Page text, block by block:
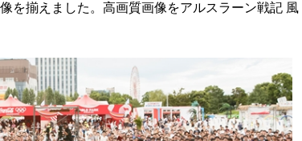
を揃えました。高画質画像をアルスラーン戦記 風